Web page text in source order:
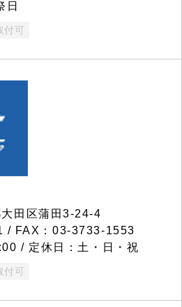
日
付可
田区蒲田3-24-4
/ FAX：03-3733-1553
/ 定休日：土・日・祝
付可